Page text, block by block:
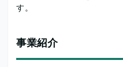
す。
事業紹介